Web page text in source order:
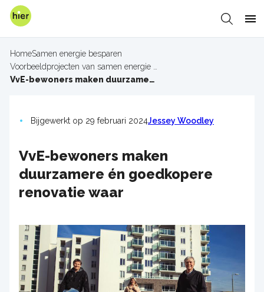
Overslaan
gaan
Zoeken
Kruimelpad
HomeSamen energie besparen
VvE-bewoners maken duurzamere én goedkopere renovatie waar
Bijgewerkt op 29 februari 2024Jessey Woodley
VvE-bewoners maken
duurzamere én goedkopere
renovatie waar